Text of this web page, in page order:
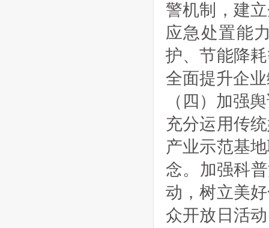
警机制，建
应急处置能
护、节能降
全面提升企
（四）加强
充分运用传
产业示范基
念。加强科
动，树立美
众开放日活